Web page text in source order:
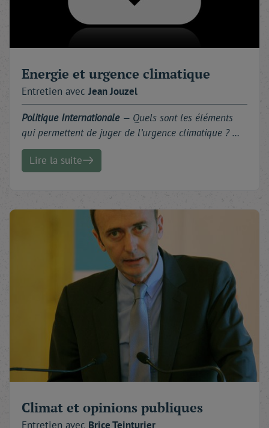
Energie et urgence climatique
Entretien avecJeanJouzel
Politique Internationale— Quels sont les éléments
qui permettent de juger de l’urgence climatique ? …
Lire la suite
Climat et opinions publiques
Entretien avec BriceTeinturier